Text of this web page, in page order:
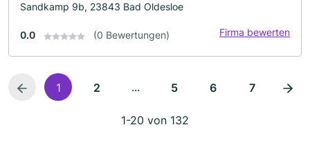
Sandkamp 9b, 23843 Bad Oldesloe
0.0 (0 Bewertungen) Firma bewerten
1 2 ... 5 6 7
1-20 von 132